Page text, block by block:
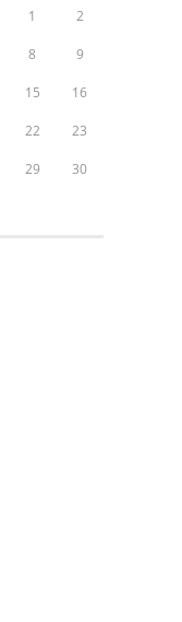
1 2
8 9
15 16
22 23
29 30